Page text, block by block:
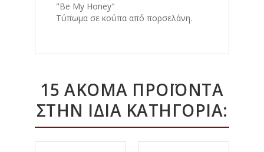
"Be My Honey"
Τύπωμα σε κούπα από πορσελάνη.
15 ΑΚΌΜΑ ΠΡΟΪΌΝΤΑ
ΣΤΗΝ ΊΔΙΑ ΚΑΤΗΓΟΡΊΑ: